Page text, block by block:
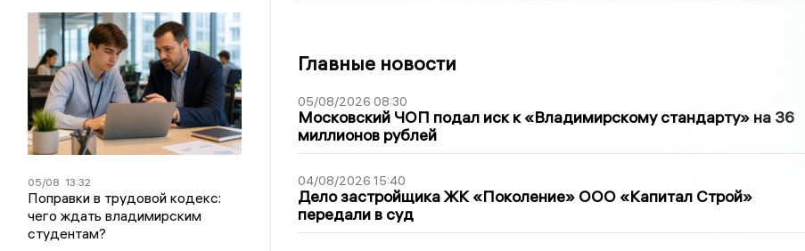
05/08 13:32
Поправки в трудовой кодекс:
чего ждать владимирским
студентам?
Главные новости
05/08/2026 08:30
Московский ЧОП подал иск к «Владимирскому стандарту» на 36
миллионов рублей
04/08/2026 15:40
Дело застройщика ЖК «Поколение» ООО «Капитал Строй»
передали в суд